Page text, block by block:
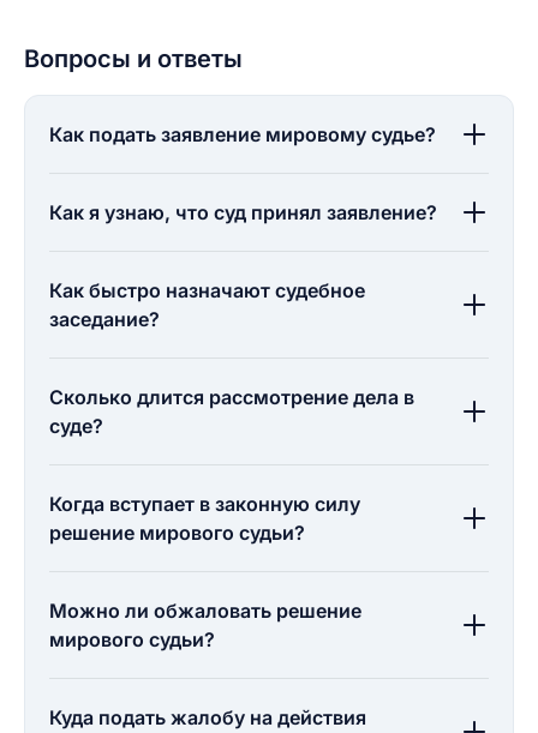
Вопросы и ответы
Как подать заявление мировому судье?
Как я узнаю, что суд принял заявление?
Как быстро назначают судебное
заседание?
Сколько длится рассмотрение дела в
суде?
Когда вступает в законную силу
решение мирового судьи?
Можно ли обжаловать решение
мирового судьи?
Куда подать жалобу на действия